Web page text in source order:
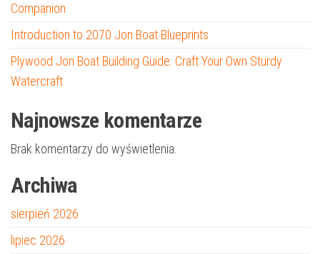
Companion
Introduction to 2070 Jon Boat Blueprints
Plywood Jon Boat Building Guide: Craft Your Own Sturdy
Watercraft
Najnowsze komentarze
Brak komentarzy do wyświetlenia.
Archiwa
sierpień 2026
lipiec 2026